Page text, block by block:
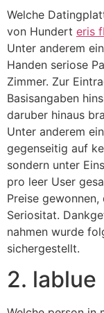
Welche
von Hundert eris
Unter anderem
Handen seriose
Zimmer. Zur
Basisangaben
daruber hinaus
Unter anderem
gegenseitig auf
sondern unter
pro leer User
Preise
Seriositat.
nahmen wurde
sichergestellt.
2. lablue